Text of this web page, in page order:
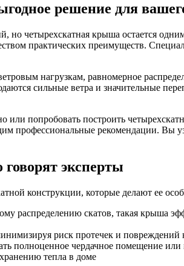
решение для
но четырехскатная крыша остается
практических преимуществ.
нагрузкам, равномерное
сильные ветра и значительные
или попробовать построить
профессиональные рекомендации. Вы
эксперты
конструкции, которые делают ее
распределению скатов, такая крыша
риск протечек и повреждений
полноценное чердачное помещение или
тепла в доме